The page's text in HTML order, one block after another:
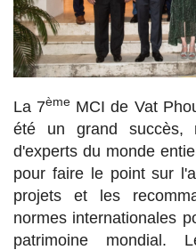
La 7ème MCI de Vat
été un grand succès,
d'experts du monde
pour faire le point sur
projets et les
normes internationales
patrimoine mondial.